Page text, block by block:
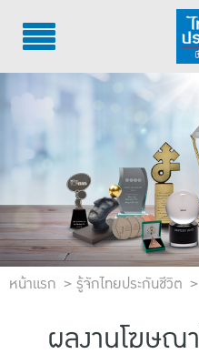
บริการลูกค้า
บริการตัวแทน
รู้จักไทยประกันชีวิต
นักลงทุนสัมพันธ์
เพื่อสังคมไทย
ติดต่อไทยประกันชีวิต
หน้าแรก รู้จักไทยประกันชีวิต
ผลงานโฆษณ